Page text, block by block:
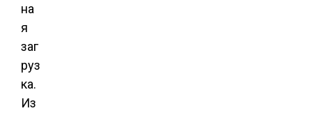
на
я
заг
руз
ка.
Из